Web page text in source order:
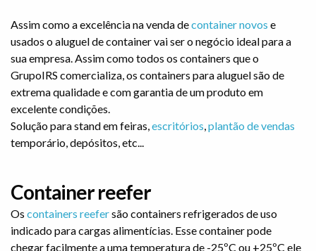
Assim como a excelência na venda decontainer novos e
usados o aluguel de container vai ser o negócio ideal para a
sua empresa. Assim como todos os containers que o
GrupoIRS comercializa, os containers para aluguel são de
extrema qualidade e com garantia de um produto em
excelente condições.
Solução para stand em feiras,escritórios,plantão de vendas
temporário, depósitos, etc...
Container reefer
Os containers reefersão containers refrigerados de uso
indicado para cargas alimentícias. Esse container pode
chegar facilmente a uma temperatura de -25ºC ou +25ºC ele